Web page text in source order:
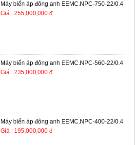
Máy biến áp đông anh EEMC.NPC-750-22/0.4
Giá : 255,000,000 đ
Máy biến áp đông anh EEMC.NPC-560-22/0.4
Giá : 235,000,000 đ
Máy biến áp đông anh EEMC.NPC-400-22/0.4
Giá : 195,000,000 đ